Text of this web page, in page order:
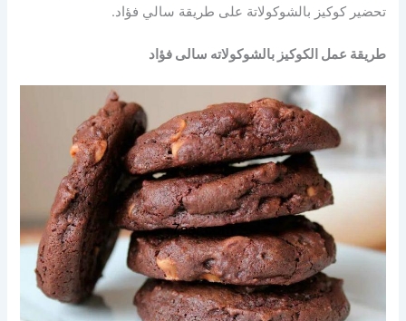
تحضير كوكيز بالشوكولاتة على طريقة سالي فؤاد.
طريقة عمل الكوكيز بالشوكولاته سالى فؤاد